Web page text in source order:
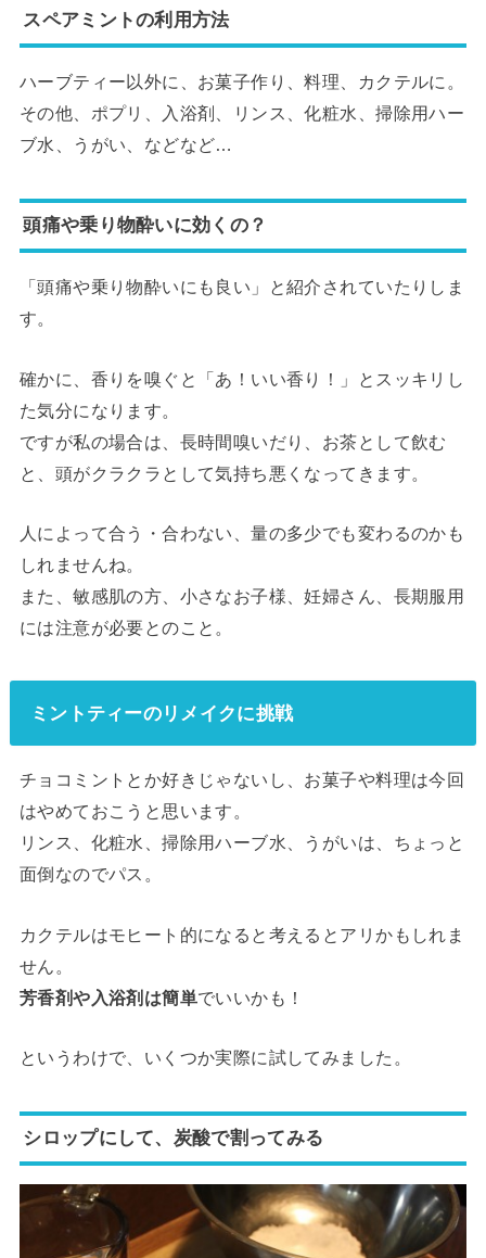
スペアミントの利用方法
ハーブティー以外に、お菓子作り、料理、カクテルに。
その他、ポプリ、入浴剤、リンス、化粧水、掃除用ハー
ブ水、うがい、などなど…
頭痛や乗り物酔いに効くの？
「頭痛や乗り物酔いにも良い」と紹介されていたりしま
す。
確かに、香りを嗅ぐと「あ！いい香り！」とスッキリし
た気分になります。
ですが私の場合は、長時間嗅いだり、お茶として飲む
と、頭がクラクラとして気持ち悪くなってきます。
人によって合う・合わない、量の多少でも変わるのかも
しれませんね。
また、敏感肌の方、小さなお子様、妊婦さん、長期服用
には注意が必要とのこと。
ミントティーのリメイクに挑戦
チョコミントとか好きじゃないし、お菓子や料理は今回
はやめておこうと思います。
リンス、化粧水、掃除用ハーブ水、うがいは、ちょっと
面倒なのでパス。
カクテルはモヒート的になると考えるとアリかもしれま
せん。
芳香剤や入浴剤は簡単でいいかも！
というわけで、いくつか実際に試してみました。
シロップにして、炭酸で割ってみる